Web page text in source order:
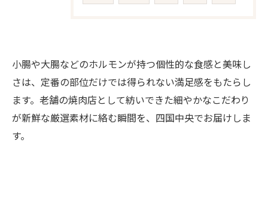
小腸や大腸などのホルモンが持つ個性的な食感と美味し
さは、定番の部位だけでは得られない満足感をもたらし
ます。老舗の焼肉店として紡いできた細やかなこだわり
が新鮮な厳選素材に絡む瞬間を、四国中央でお届けしま
す。